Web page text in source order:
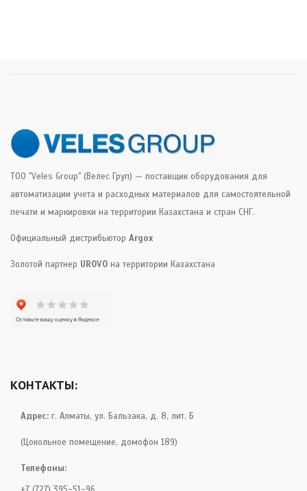
ТОО "Veles Group" (Велес Груп) — поставщик оборудования для
автоматизации учета и расходных материалов для самостоятельной
печати и маркировки на территории Казахстана и стран СНГ.
Официальный дистрибьютор Argox
Золотой партнер UROVO на территории Казахстана
КОНТАКТЫ:
Адрес: г. Алматы, ул. Бальзака, д. 8, лит. Б
(Цокольное помещение, домофон 189)
Телефоны: